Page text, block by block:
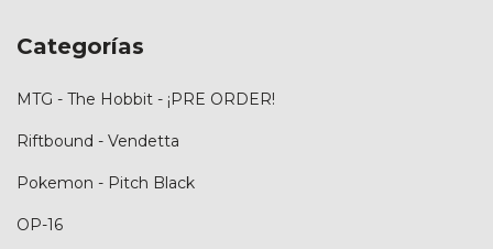
Categorías
MTG - The Hobbit - ¡PRE ORDER!
Riftbound - Vendetta
Pokemon - Pitch Black
OP-16